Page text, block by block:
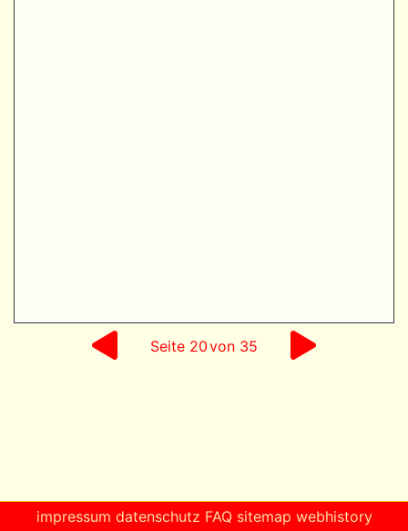
Seite 20von 35
impressum datenschutz FAQ sitemap webhistory